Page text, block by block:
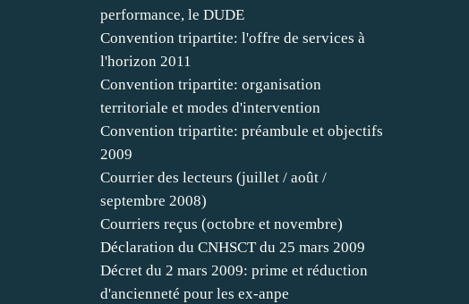
performance, le DUDE
Convention tripartite: l'offre de services à
l'horizon 2011
Convention tripartite: organisation
territoriale et modes d'intervention
Convention tripartite: préambule et objectifs
2009
Courrier des lecteurs (juillet / août /
septembre 2008)
Courriers reçus (octobre et novembre)
Déclaration du CNHSCT du 25 mars 2009
Décret du 2 mars 2009: prime et réduction
d'ancienneté pour les ex-anpe